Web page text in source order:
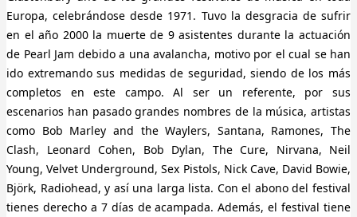
Europa, celebrándose desde 1971. Tuvo la desgracia de sufrir
en el año 2000 la muerte de 9 asistentes durante la actuación
de Pearl Jam debido a una avalancha, motivo por el cual se han
ido extremando sus medidas de seguridad, siendo de los más
completos en este campo. Al ser un referente, por sus
escenarios han pasado grandes nombres de la música, artistas
como Bob Marley and the Waylers, Santana, Ramones, The
Clash, Leonard Cohen, Bob Dylan, The Cure, Nirvana, Neil
Young, Velvet Underground, Sex Pistols, Nick Cave, David Bowie,
Björk, Radiohead, y así una larga lista. Con el abono del festival
tienes derecho a 7 días de acampada. Además, el festival tiene